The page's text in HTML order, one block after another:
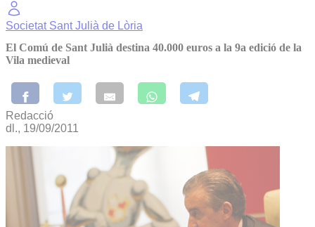
Societat Sant Julià de Lòria
El Comú de Sant Julià destina 40.000 euros a la 9a edició de la
Vila medieval
Redacció
dl., 19/09/2011